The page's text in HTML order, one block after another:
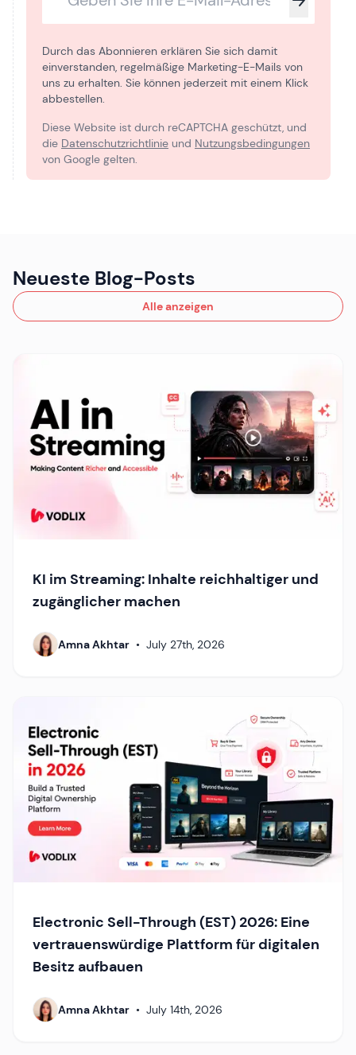
Durch das Abonnieren erklären Sie sich damit
einverstanden, regelmäßige Marketing-E-Mails von
uns zu erhalten. Sie können jederzeit mit einem Klick
abbestellen.
Diese Website ist durch reCAPTCHA geschützt, und
die Datenschutzrichtlinie und Nutzungsbedingungen
von Google gelten.
Neueste Blog-Posts
Alle anzeigen
KI im Streaming: Inhalte reichhaltiger und
zugänglicher machen
Amna Akhtar • July 27th, 2026
Electronic Sell-Through (EST) 2026: Eine
vertrauenswürdige Plattform für digitalen
Besitz aufbauen
Amna Akhtar • July 14th, 2026